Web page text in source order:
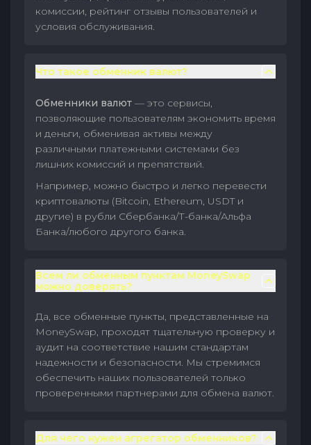
комиссии, рейтинг отзывы пользователей и
условия обслуживания.
Что такое обменник валют?
Обменники валют — это сервисы,
позволяющие пользователям экономить время
и деньги, обменивая активы между
различными платежными системами без
лишних комиссий и препятствий.
Например, можно быстро и легко перевести
криптовалюты (Bitcoin, Ethereum, USDT и
другие) в рубли Сбербанка/Т-банка/Альфа
Банка/любого другого банка.
Всем ли обменным пунктам MoneySwap
можно доверять?
Да, все обменные пункты, представленные на
MoneySwap, проходят тщательную проверку и
аудит на соответствие нашим стандартам
надежности и безопасности. Мы стремимся
обеспечить наших пользователей только
проверенными партнерами для обмена валют.
Для чего нужен агрегатор обменников?